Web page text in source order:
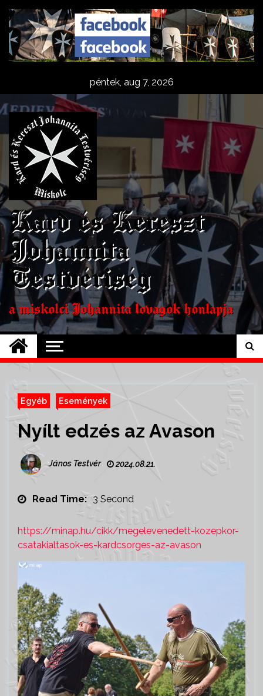
Skip
content
péntek, aug 7, 2026
Kard és Kereszt
Johannita
Testvériség
a miskolci Johannita lovagok honlapja
Egyéb Események
Nyílt edzés az Avason
János Testvér 2024.08.21.
Read Time: 3 Second
https://minap.hu/cikk/megelevenedett-kozepkor-
csatakialtasok-es-kardcsorges-az-avason